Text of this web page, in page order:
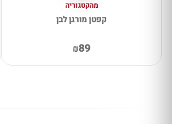
מהקטגוריה
קפטן מורגן לבן
₪89